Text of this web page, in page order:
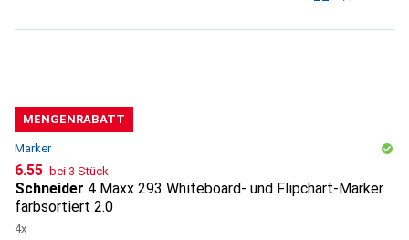
MENGENRABATT
Marker
CHF
6.55 bei 3 Stück
Schneider 4 Maxx 293 Whiteboard- und Flipchart-Marker
farbsortiert 2.0
4x